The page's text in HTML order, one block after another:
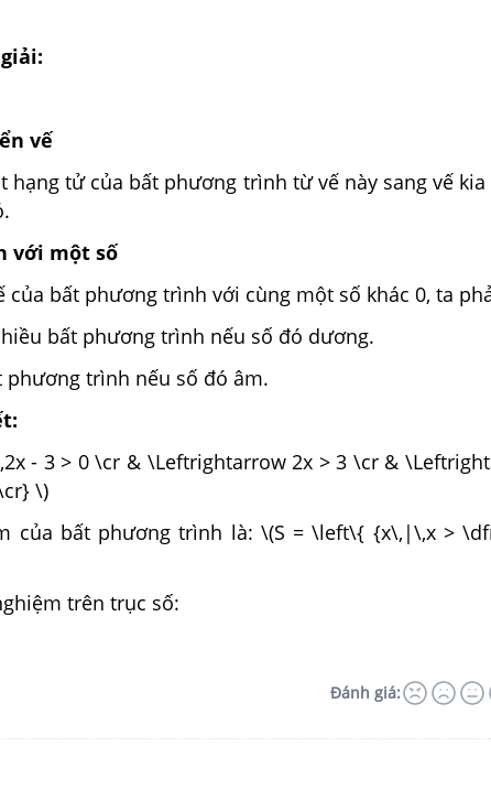
vế
hạng tử của bất phương trình từ vế này sang vế kia
với một số
của bất phương trình với cùng một số khác 0, ta
bất phương trình nếu số đó dương.
phương trình nếu số đó âm.
- 3 > 0 \cr & \Leftrightarrow 2x > 3 \cr &
\)
của bất phương trình là: \(S = \left\{ {x\,|\,x >
trên trục số:
Đánh giá: